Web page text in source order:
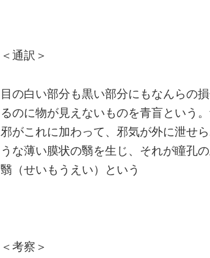
＜通訳＞
目の白い部分も黒い部分にもなんらの
るのに物が見えないものを青盲という
邪がこれに加わって、邪気が外に泄せ
うな薄い膜状の翳を生じ、それが瞳孔
翳（せいもうえい）という
＜考察＞